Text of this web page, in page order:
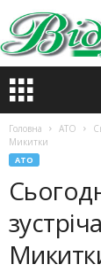
Головна АТО
Микитки
АТО